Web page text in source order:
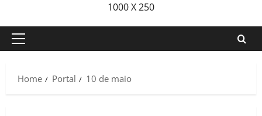
1000 X 250
Primary
Home
Portal 10 de maio